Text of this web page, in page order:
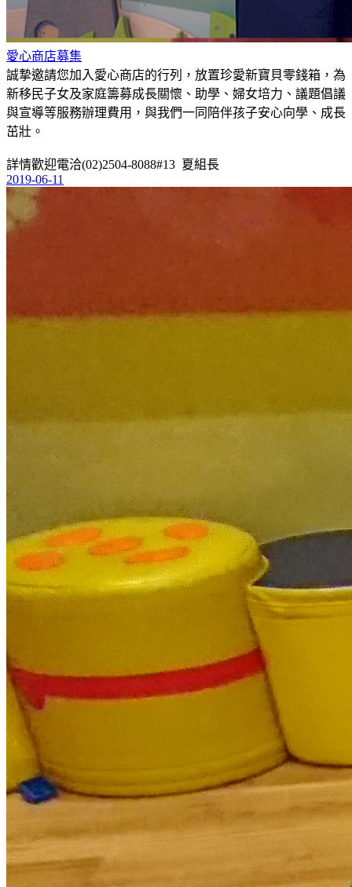
愛心商店募集
誠摯邀請您加入愛心商店的行列，放置珍愛新寶貝零錢箱，為
新移民子女及家庭籌募成長關懷、助學、婦女培力、議題倡議
與宣導等服務辦理費用，與我們一同陪伴孩子安心向學、成長
茁壯。
詳情歡迎電洽(02)2504-8088#13 夏組長
2019-06-11